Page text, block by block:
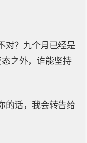
对？九个月已经是
之外，谁能坚持
的话，我会转告给